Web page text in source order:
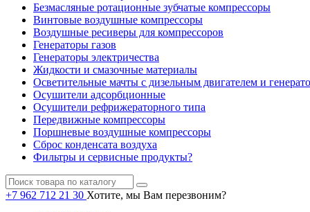
Безмасляные ротационные зубчатые компрессоры
Винтовые воздушные компрессоры
Воздушные ресиверы для компрессоров
Генераторы газов
Генераторы электричества
Жидкости и смазочные материалы
Осветительные мачты с дизельным двигателем и
Осушители адсорбционные
Осушители рефрижераторного типа
Передвижные компрессоры
Поршневые воздушные компрессоры
Сброс конденсата воздуха
Фильтры и сервисные продукты?
+7 962 712 21 30 Хотите, мы Вам перезвоним?